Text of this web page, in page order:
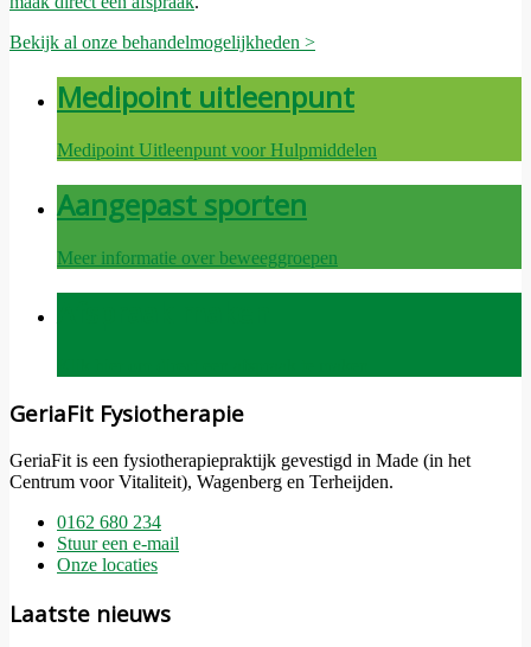
Bekijk al onze behandelmogelijkheden >
Medipoint uitleenpunt
Medipoint Uitleenpunt voor Hulpmiddelen
Aangepast sporten
Meer informatie over beweeggroepen
GeriaFit Fysiotherapie
GeriaFit is een fysiotherapiepraktijk gevestigd in Made (in het
Centrum voor Vitaliteit), Wagenberg en Terheijden.
0162 680 234
Stuur een e-mail
Onze locaties
Laatste nieuws